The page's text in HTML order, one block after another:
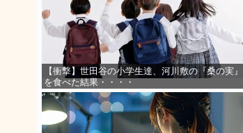
【衝撃】世田谷の小学生達、河川敷の『桑の実』
を食べた結果・・・・